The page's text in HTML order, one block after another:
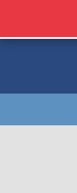
inhoud